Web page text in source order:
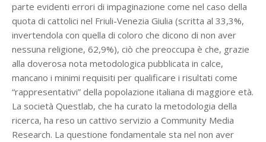
parte evidenti errori di impaginazione come nel caso della
quota di cattolici nel Friuli-Venezia Giulia (scritta al 33,3%,
invertendola con quella di coloro che dicono di non aver
nessuna religione, 62,9%), ciò che preoccupa è che, grazie
alla doverosa nota metodologica pubblicata in calce,
mancano i minimi requisiti per qualificare i risultati come
“rappresentativi” della popolazione italiana di maggiore età.
La società Questlab, che ha curato la metodologia della
ricerca, ha reso un cattivo servizio a Community Media
Research. La questione fondamentale sta nel non aver